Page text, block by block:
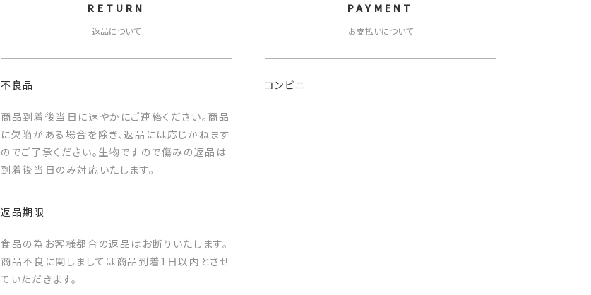
RETURN
返品について
不良品
商品到着後当日に速やかにご連絡ください。商品
に欠陥がある場合を除き、返品には応じかねます
のでご了承ください。生物ですので傷みの返品は
到着後当日のみ対応いたします。
返品期限
食品の為お客様都合の返品はお断りいたします。
商品不良に関しましては商品到着1日以内とさせ
ていただきます。
PAYMENT
お支払いについて
コンビニ